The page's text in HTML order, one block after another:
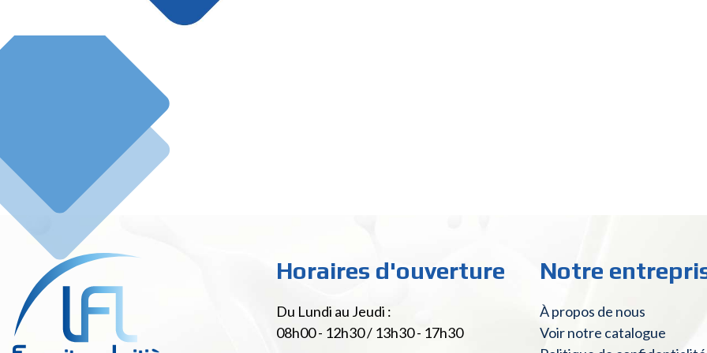
Horaires d'ouverture
Du Lundi au Jeudi :
08h00 - 12h30 / 13h30 - 17h30
Notre
À propos de nous
Voir notre catalogue